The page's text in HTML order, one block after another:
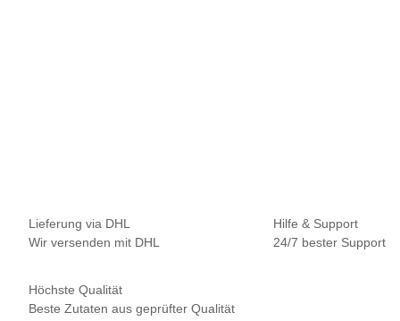
Lieferung via DHL
Wir versenden mit DHL
Hilfe & Support
24/7 bester Support
Höchste Qualität
Beste Zutaten aus geprüfter Qualität